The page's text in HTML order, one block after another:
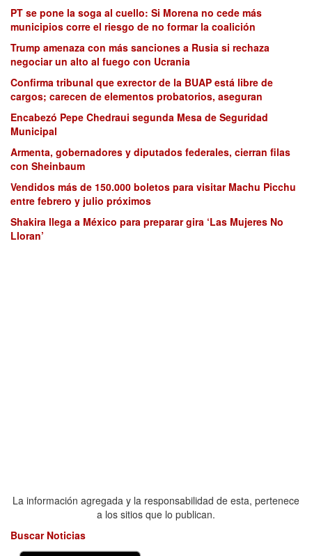
PT se pone la soga al cuello: Si Morena no cede más
municipios corre el riesgo de no formar la coalición
Trump amenaza con más sanciones a Rusia si rechaza
negociar un alto al fuego con Ucrania
Confirma tribunal que exrector de la BUAP está libre de
cargos; carecen de elementos probatorios, aseguran
Encabezó Pepe Chedraui segunda Mesa de Seguridad
Municipal
Armenta, gobernadores y diputados federales, cierran filas
con Sheinbaum
Vendidos más de 150.000 boletos para visitar Machu Picchu
entre febrero y julio próximos
Shakira llega a México para preparar gira ‘Las Mujeres No
Lloran’
La información agregada y la responsabilidad de esta, pertenece
a los sitios que lo publican.
Buscar Noticias